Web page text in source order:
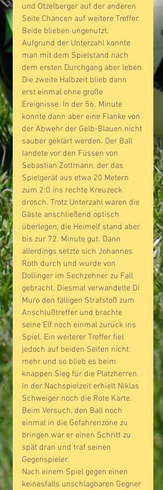
und Otzelberger auf der anderen
Seite Chancen auf weitere Treffer.
Beide blieben ungenutzt.
Aufgrund der Unterzahl konnte
man mit dem Spielstand nach
dem ersten Durchgang aber leben.
Die zweite Halbzeit blieb dann
erst einmal ohne große
Ereignisse. In der 56. Minute
konnte dann aber eine Flanke von
der Abwehr der Gelb-Blauen nicht
sauber geklärt werden. Der Ball
landete vor den Füssen von
Sebastian Zottmann, der das
Spielgerät aus etwa 20 Metern
zum 2:0 ins rechte Kreuzeck
drosch. Trotz Unterzahl waren die
Gäste anschließend optisch
überlegen, die Heimelf stand aber
bis zur 72. Minute gut. Dann
allerdings setzte sich Johannes
Roth durch und wurde von
Dollinger im Sechzehner zu Fall
gebracht. Diesmal verwandelte Di
Muro den fälligen Strafstoß zum
Anschlußtreffer und brachte
seine Elf noch einmal zurück ins
Spiel. Ein weiterer Treffer fiel
jedoch auf beiden Seiten nicht
mehr und so blieb es beim
knappen Sieg für die Platzherren.
In der Nachspielzeit erhielt Niklas
Schweiger noch die Rote Karte.
Beim Versuch, den Ball noch
einmal in die Gefahrenzone zu
bringen war er einen Schritt zu
spät dran und traf seinen
Gegenspieler.
Nach einem Spiel gegen einen
keinesfalls unschlagbaren Gegner